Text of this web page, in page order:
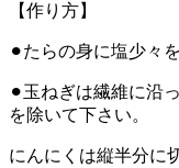
【作り方】
⚫︎たらの身に塩少々
⚫︎玉ねぎは繊維に沿
を除いて下さい。
にんにくは縦半分に